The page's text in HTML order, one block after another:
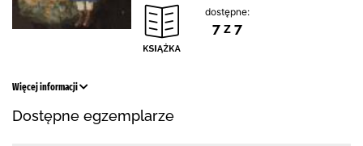
dostępne:
7 z 7
Więcej informacji
Dostępne egzemplarze